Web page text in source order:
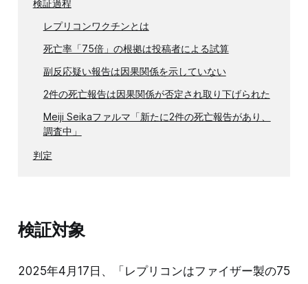
検証過程
レプリコンワクチンとは
死亡率「75倍」の根拠は投稿者による試算
副反応疑い報告は因果関係を示していない
2件の死亡報告は因果関係が否定され取り下げられた
Meiji Seikaファルマ「新たに2件の死亡報告があり、
調査中」
判定
検証対象
2025年4月17日、「レプリコンはファイザー製の75